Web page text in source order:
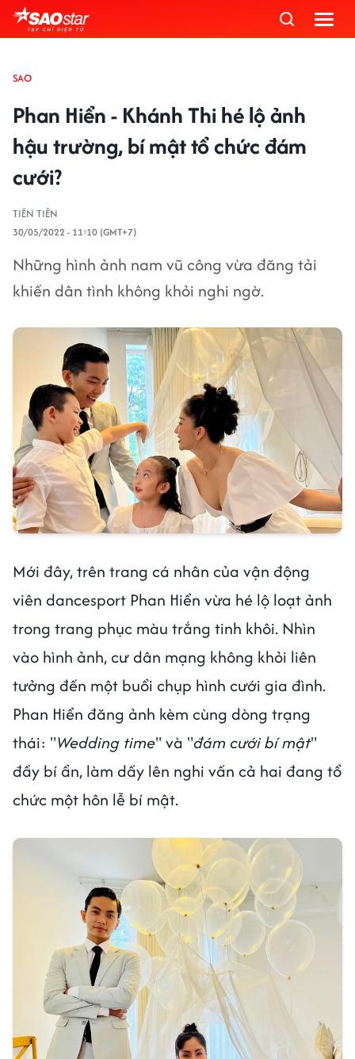
SAO
Phan Hiển - Khánh Thi hé lộ ảnh
hậu trường, bí mật tổ chức đám
cưới?
TIÊN TIÊN
30/05/2022 - 11:10 (GMT+7)
Những hình ảnh nam vũ công vừa đăng tải
khiến dân tình không khỏi nghi ngờ.
Mới đây, trên trang cá nhân của vận động
viên dancesport Phan Hiển vừa hé lộ loạt ảnh
trong trang phục màu trắng tinh khôi. Nhìn
vào hình ảnh, cư dân mạng không khỏi liên
tưởng đến một buổi chụp hình cưới gia đình.
Phan Hiển đăng ảnh kèm cùng dòng trạng
thái: "Wedding time" và "đám cưới bí mật"
đầy bí ẩn, làm dấy lên nghi vấn cả hai đang tổ
chức một hôn lễ bí mật.